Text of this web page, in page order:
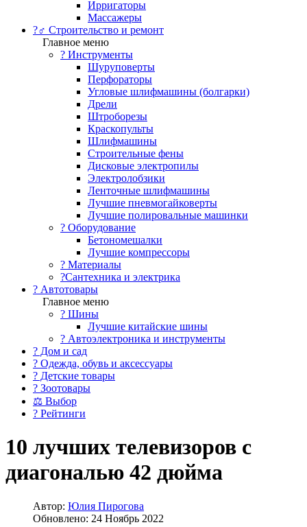
Ирригаторы
Массажеры
?‍♂️ Строительство и ремонт
Главное меню
?️ Инструменты
Шуруповерты
Перфораторы
Угловые шлифмашины (болгарки)
Дрели
Штроборезы
Краскопульты
Шлифмашины
Строительные фены
Дисковые электропилы
Электролобзики
Ленточные шлифмашины
Лучшие пневмогайковерты
Лучшие полировальные машинки
?️ Оборудование
Бетономешалки
Лучшие компрессоры
? Материалы
?Сантехника и электрика
? Автотовары
Главное меню
? Шины
Лучшие китайские шины
? Автоэлектроника и инструменты
? Дом и сад
? Одежда, обувь и аксессуары
? Детские товары
? Зоотовары
⚖ Выбор
? Рейтинги
10 лучших телевизоров с
диагональю 42 дюйма
Автор: Юлия Пирогова
Обновлено: 24 Ноябрь 2022